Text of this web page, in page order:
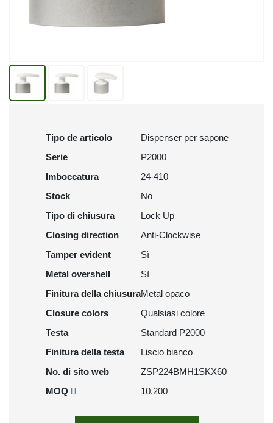
Tipo de articolo
Dispenser per sapone
Serie
P2000
Imboccatura
24-410
Stock
No
Tipo di chiusura
Lock Up
Closing direction
Anti-Clockwise
Tamper evident
Sì
Metal overshell
Sì
Finitura della chiusuraMetal opaco
Closure colors
Qualsiasi colore
Testa
Standard P2000
Finitura della testa
Liscio bianco
No. di sito web
ZSP224BMH1SKX60
MOQ
10.200